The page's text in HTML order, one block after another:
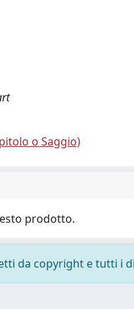
o Saggio)
prodotto.
da copyright e tutti i